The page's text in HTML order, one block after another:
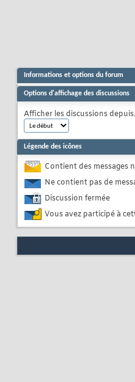
Informations et options du forum
Options d'affichage des discussions
Afficher les discussions
Légende des icônes
Contient des messages
Ne contient pas de
Discussion fermée
Vous avez participé à